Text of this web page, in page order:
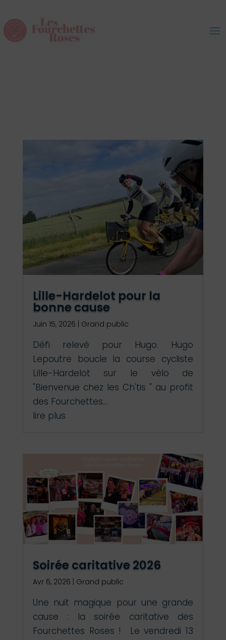
Lille-Hardelot pour la
bonne cause
Juin 15, 2026 | Grand public
Défi relevé pour Hugo. Hugo
Lepoutre boucle la course cycliste
Lille-Hardelot sur le vélo de
"Bienvenue chez les Ch'tis " au profit
des Fourchettes...
lire plus
Soirée caritative 2026
Avr 6, 2026 Grand public
Une nuit magique pour une grande
cause : la soirée caritative des
Fourchettes Roses ! Le vendredi 13